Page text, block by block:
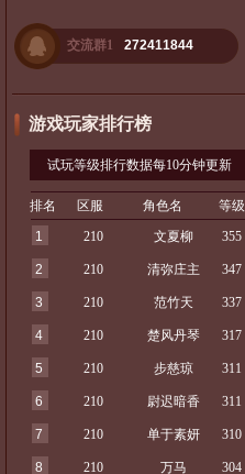
交流群1 272411844
游戏玩家排行榜
试玩等级排行数据每10分钟更新
排名 区服 角色名
等级
1
210 文夏柳 355
2 210 清弥庄主 347
3 210 范竹天 337
4 210 楚风丹琴 317
5 210 步慈琼 311
6 210 尉迟暗香 311
7 210 单于素妍 310
8 210 万马 304